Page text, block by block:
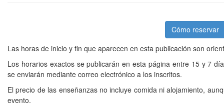
Cómo reservar
Las horas de inicio y fin que aparecen en esta publicación son
Los horarios exactos se publicarán en esta página entre 15 y 7
se enviarán mediante correo electrónico a los inscritos.
El precio de las enseñanzas no incluye comida ni alojamiento,
evento.